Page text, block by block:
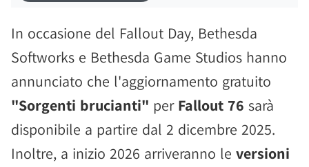
In occasione del Fallout Day, Bethesda
Softworks e Bethesda Game Studios hanno
annunciato che l'aggiornamento gratuito
"Sorgenti brucianti" per Fallout 76 sarà
disponibile a partire dal 2 dicembre 2025.
Inoltre, a inizio 2026 arriveranno le versioni